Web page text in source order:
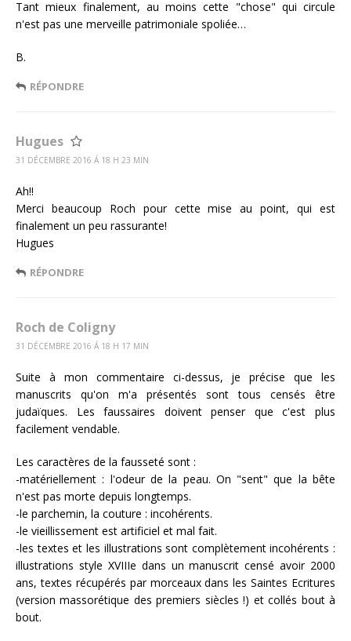
Tant mieux finalement, au moins cette "chose" qui circule
n'est pas une merveille patrimoniale spoliée…
B.
RÉPONDRE
Hugues
31 DÉCEMBRE 2016 Á 18 H 23 MIN
Ah!!
Merci beaucoup Roch pour cette mise au point, qui est
finalement un peu rassurante!
Hugues
RÉPONDRE
Roch de Coligny
31 DÉCEMBRE 2016 Á 18 H 17 MIN
Suite à mon commentaire ci-dessus, je précise que les
manuscrits qu'on m'a présentés sont tous censés être
judaïques. Les faussaires doivent penser que c'est plus
facilement vendable.
Les caractères de la fausseté sont :
-matériellement : l'odeur de la peau. On "sent" que la bête
n'est pas morte depuis longtemps.
-le parchemin, la couture : incohérents.
-le vieillissement est artificiel et mal fait.
-les textes et les illustrations sont complètement incohérents :
illustrations style XVIIIe dans un manuscrit censé avoir 2000
ans, textes récupérés par morceaux dans les Saintes Ecritures
(version massorétique des premiers siècles !) et collés bout à
bout.